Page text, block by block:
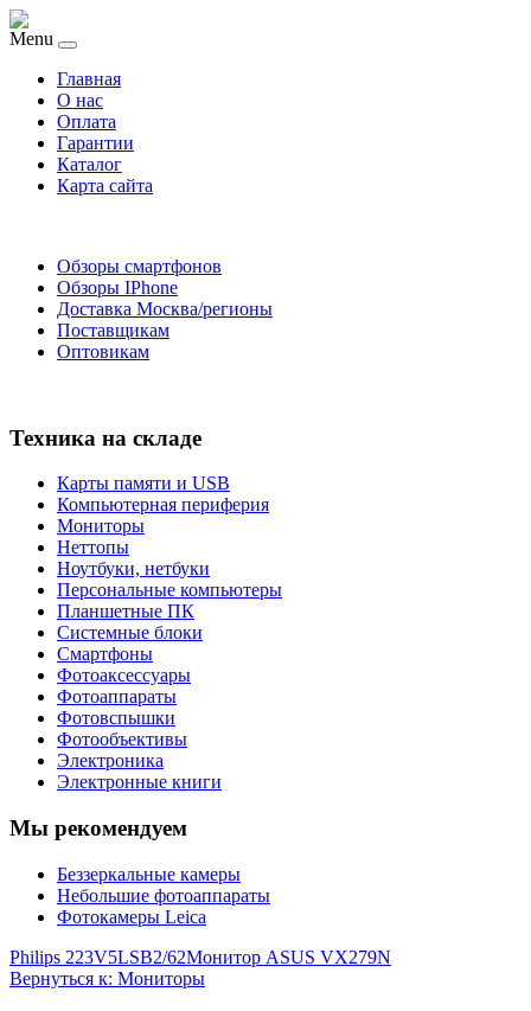
Menu
Главная
O нас
Оплата
Гарантии
Каталог
Карта сайта
Обзоры смартфонов
Обзоры IPhone
Доставка Москва/регионы
Поставщикам
Оптовикам
Техника на складе
Карты памяти и USB
Компьютерная периферия
Мониторы
Неттопы
Ноутбуки, нетбуки
Персональные компьютеры
Планшетные ПК
Системные блоки
Смартфоны
Фотоаксессуары
Фотоаппараты
Фотовспышки
Фотообъективы
Электроника
Электронные книги
Мы рекомендуем
Беззеркальные камеры
Небольшие фотоаппараты
Фотокамеры Leica
Philips 223V5LSB2/62Монитор ASUS VX279N
Вернуться к: Мониторы